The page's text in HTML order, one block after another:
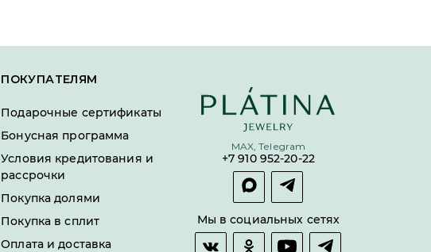
ПОКУПАТЕЛЯМ
Подарочные сертификаты
Бонусная программа
Условия кредитования и
рассрочки
Покупка долями
Покупка в сплит
Оплата и доставка
MAX, Telegram
+7 910 952-20-22
Мы в социальных сетях